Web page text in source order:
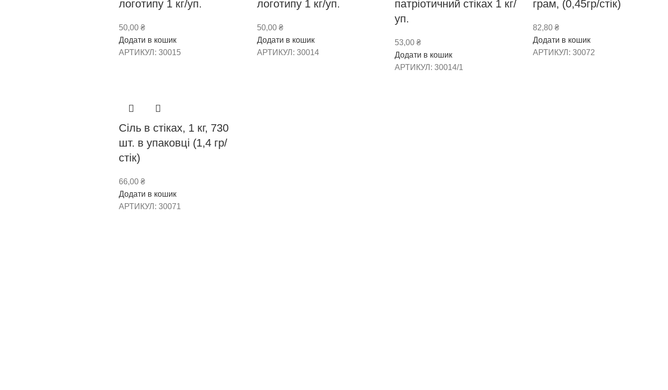
логотипу 1 кг/уп.
50,00 ₴
Додати в кошик
АРТИКУЛ: 30015
логотипу 1 кг/уп.
50,00 ₴
Додати в кошик
АРТИКУЛ: 30014
патріотичний стіках 1 кг/
уп.
53,00 ₴
Додати в кошик
АРТИКУЛ: 30014/1
грам, (0,45гр/стік)
82,80 ₴
Додати в кошик
АРТИКУЛ: 30072
Сіль в стіках, 1 кг, 730
шт. в упаковці (1,4 гр/
стік)
66,00 ₴
Додати в кошик
АРТИКУЛ: 30071